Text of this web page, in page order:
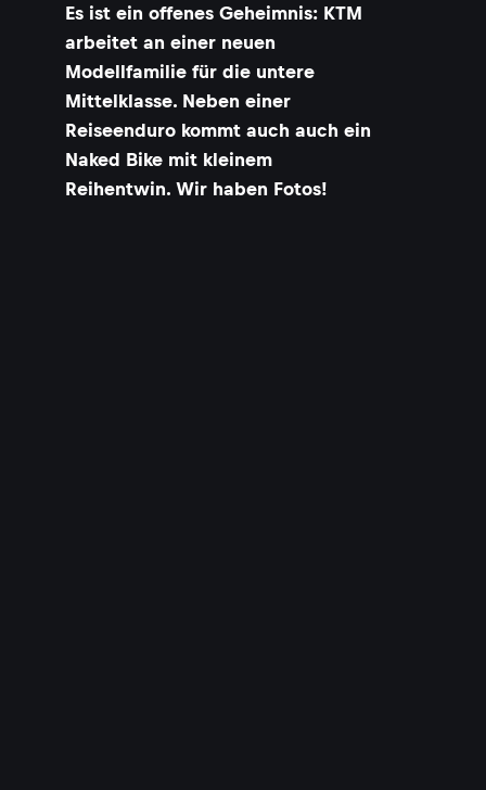
Es ist ein offenes Geheimnis: KTM
arbeitet an einer neuen
Modellfamilie für die untere
Mittelklasse. Neben einer
Reiseenduro kommt auch auch ein
Naked Bike mit kleinem
Reihentwin. Wir haben Fotos!